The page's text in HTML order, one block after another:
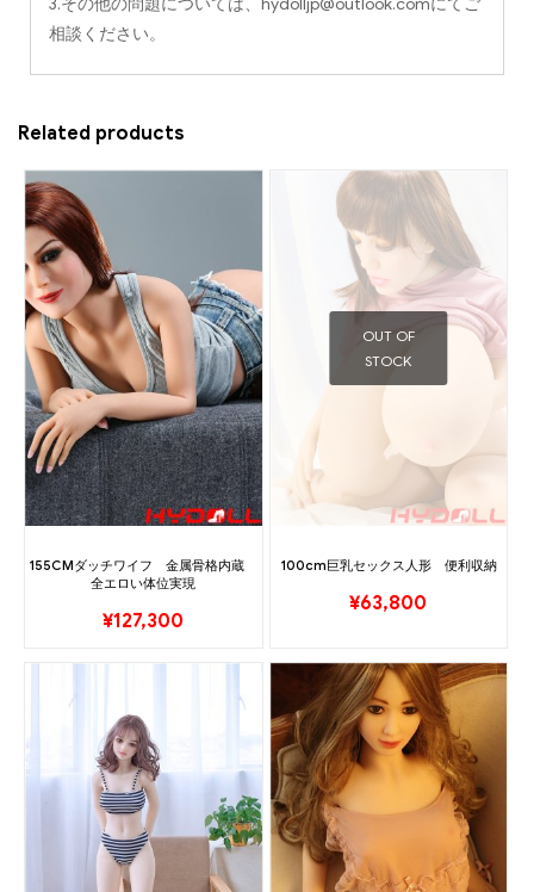
3.その他の問題については、 hydolljp@outlook.comにてご
相談ください。
Related products
155CMダッチワイフ 金属骨格内蔵
全エロい体位実現
¥127,300
OUT OF
STOCK
100cm巨乳セックス人形 便利収納
¥63,800